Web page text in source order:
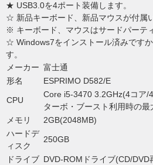
★ USB3.0を4ポート装備します。
☆ 新品キーボード、新品マウスが付属
※ キーボード、マウスはサードパーテ
☆ Windows7をインストール済みです
す。
メーカー 富士通
形名
ESPRIMO D582/E
CPU
Core i5-3470 3.2GHz(4コア/
ターボ・ブースト利用時の
メモリ
2GB(2048MB)
ハードデ
ィスク
250GB
ドライブ DVD-ROMドライブ(CD/DVD